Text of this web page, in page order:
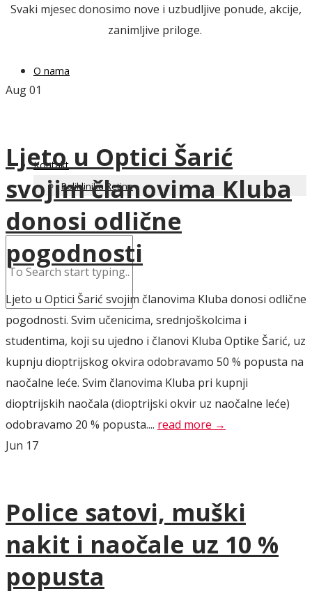
O nama
Kontakt
Poliklinika Retina
Svaki mjesec donosimo nove i uzbudljive ponude, akcije,
zanimljive priloge.
Aug01
Ljeto u Optici Šarić
svojim članovima Kluba
donosi odlične
pogodnosti
Ljeto u Optici Šarić svojim članovima Kluba donosi odlične
pogodnosti. Svim učenicima, srednjoškolcima i
studentima, koji su ujedno i članovi Kluba Optike Šarić, uz
kupnju dioptrijskog okvira odobravamo 50 % popusta na
naočalne leće. Svim članovima Kluba pri kupnji
dioptrijskih naočala (dioptrijski okvir uz naočalne leće)
odobravamo 20 % popusta.... read more →
Jun 17
Police satovi, muški
nakit i naočale uz 10 %
popusta